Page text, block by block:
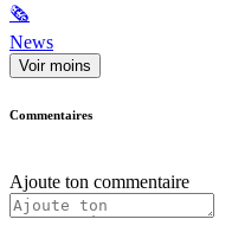
🗞
News
Voir moins
Commentaires
Ajoute ton commentaire